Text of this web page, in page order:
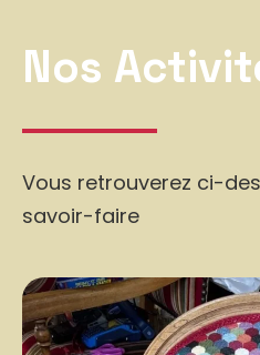
Nos
Vous retrouverez ci-
savoir-faire